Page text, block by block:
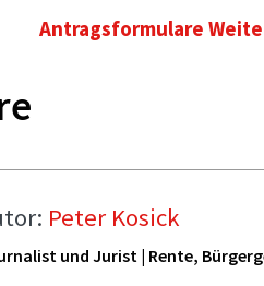
Antragsformulare
Peter Kosick
und Jurist | Rente,